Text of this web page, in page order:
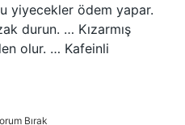
yiyecekler ödem yapar.
durun. … Kızarmış
olur. … Kafeinli
Bırak